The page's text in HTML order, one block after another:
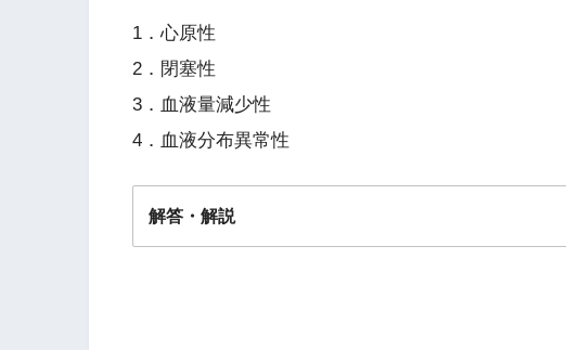
1．心原性
2．閉塞性
3．血液量減少性
4．血液分布異常性
解答・解説